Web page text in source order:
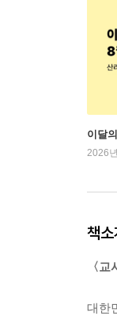
이달
2026
책소
〈
대한